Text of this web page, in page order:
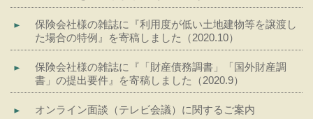
保険会社様の雑誌に『利用度が低い土地建物等を譲渡し
た場合の特例』を寄稿しました（2020.10）
保険会社様の雑誌に『「財産債務調書」「国外財産調
書」の提出要件』を寄稿しました（2020.9）
オンライン面談（テレビ会議）に関するご案内